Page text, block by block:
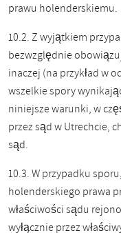
prawu holenderskiemu.
10.2. Z wyjątkiem
bezwzględnie
inaczej (na przykład w
wszelkie spory
niniejsze warunki, w
przez sąd w Utrechcie,
sąd.
10.3. W przypadku
holenderskiego prawa
właściwości sądu
wyłącznie przez